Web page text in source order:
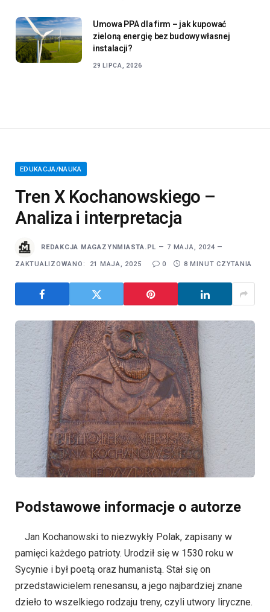
Umowa PPA dla firm – jak kupować
zieloną energię bez budowy własnej
instalacji?
29 LIPCA, 2026
EDUKACJA/NAUKA
Tren X Kochanowskiego –
Analiza i interpretacja
REDAKCJA MAGAZYNMIASTA.PL 7 MAJA, 2024
ZAKTUALIZOWANO: 21 MAJA, 2025 0 8 MINUT CZYTANIA
Podstawowe informacje o autorze
Jan Kochanowski to niezwykły Polak, zapisany w
pamięci każdego patrioty. Urodził się w 1530 roku w
Sycynie i był poetą oraz humanistą. Stał się on
przedstawicielem renesansu, a jego najbardziej znane
dzieło to wszelkiego rodzaju treny, czyli utwory liryczne.